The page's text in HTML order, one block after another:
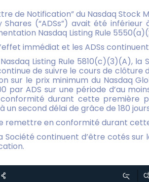
de Notification” du Nasdaq Stock
(“ADSs”) avait été
Nasdaq Listing Rule
immédiat et les ADSs
Listing Rule 5810(c)(3)(A), la
de suivre le cours de
sur le prix minimum du Nasdaq
par ADS sur une période d’au
durant cette première
second délai de grâce de 180
remettre en conformité durant
Société continuent d’être cotés